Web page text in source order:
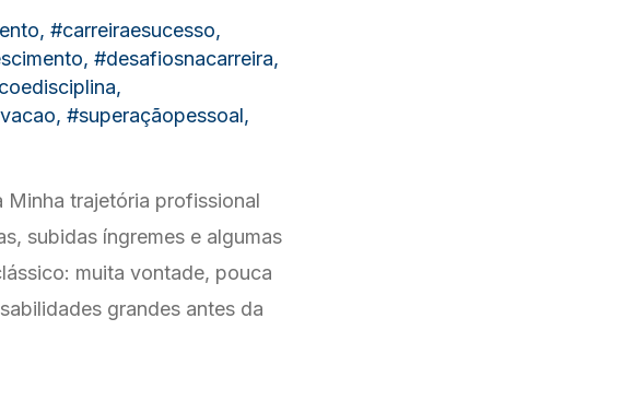
, #carreiraesucesso,
, #desafiosnacarreira,
,
, #superaçãopessoal,
Minha trajetória profissional
subidas íngremes e algumas
muita vontade, pouca
grandes antes da